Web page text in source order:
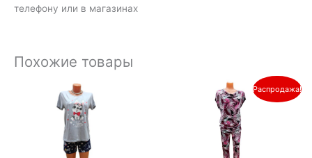
телефону или в магазинах
Похожие товары
Распродажа!
Первоначальная
составляла
Текущая
цена:
600₽.